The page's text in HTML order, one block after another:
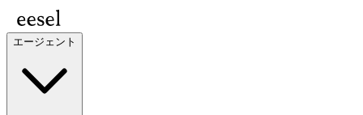
エージェント